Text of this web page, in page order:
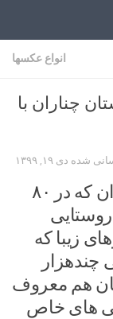
انواع عکسها
چناران با
شده دی ۱۹, ۱۳۹۹
مشهد- ایرنا- روستای اخلمد چناران که در ۸۰
زیبا که
چندهزار
هم معروف
های خاص